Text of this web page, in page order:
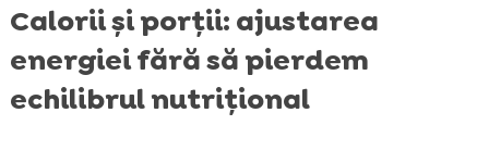
Calorii și porții: ajustarea
energiei fără să pierdem
echilibrul nutrițional